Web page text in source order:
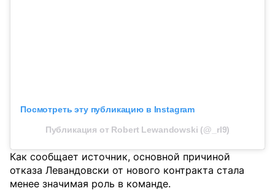
Посмотреть эту публикацию в Instagram
Публикация от Robert Lewandowski (@_rl9)
Как сообщает источник, основной причиной
отказа Левандовски от нового контракта стала
менее значимая роль в команде.